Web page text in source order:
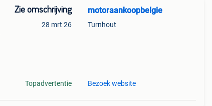
Zie omschrijving
28 mrt 26
Topadvertentie
motoraankoopbelgie
Turnhout
Bezoek website